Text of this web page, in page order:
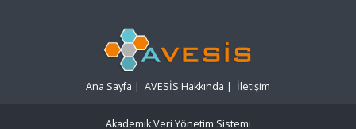
Ana Sayfa | AVESİS Hakkında | İletişim
Akademik Veri Yönetim Sistemi